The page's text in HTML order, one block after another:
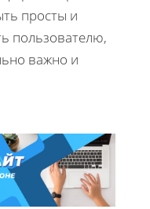
просты и
пользователю,
важно и